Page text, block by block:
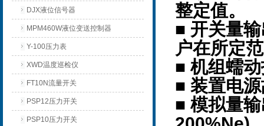
DJX液位信号器
MPM460W液位变送控制器
Y-100压力表
XWD温度巡检仪
FT10N流量开关
PSP12压力开关
PSP10压力开关
整定值。
■ 开关量
户在所定
■ 机组蠕
■ 装置电
■ 模拟量